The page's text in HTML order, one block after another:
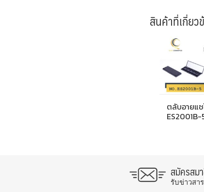
สินค้าที่เกี่ยว
ตลับอายแ
ES2001B-
สมัครสม
รับข่าวสา